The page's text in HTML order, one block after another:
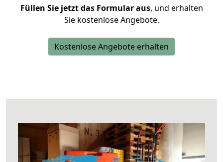
Füllen Sie jetzt das Formular aus, und erhalten
Sie kostenlose Angebote.
Kostenlose Angebote erhalten